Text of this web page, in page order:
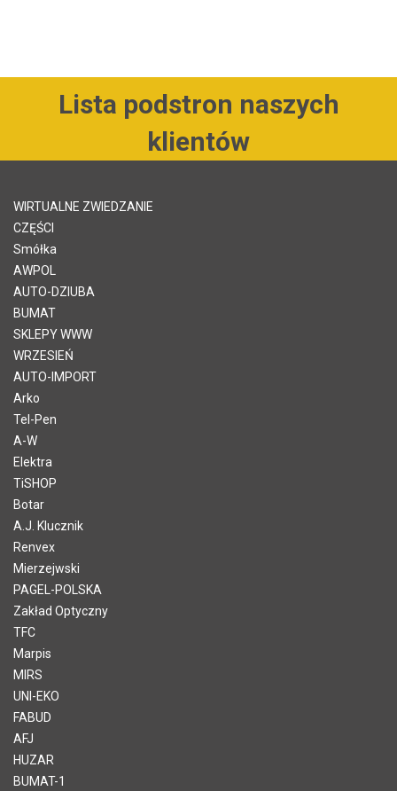
Lista podstron naszych
klientów
WIRTUALNE ZWIEDZANIE
CZĘŚCI
Smółka
AWPOL
AUTO-DZIUBA
BUMAT
SKLEPY WWW
WRZESIEŃ
AUTO-IMPORT
Arko
Tel-Pen
A-W
Elektra
TiSHOP
Botar
A.J. Klucznik
Renvex
Mierzejwski
PAGEL-POLSKA
Zakład Optyczny
TFC
Marpis
MIRS
UNI-EKO
FABUD
AFJ
HUZAR
BUMAT-1